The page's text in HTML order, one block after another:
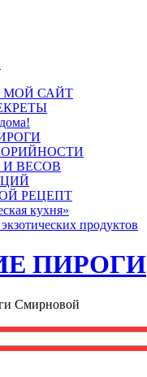
МОЙ САЙТ
И ВЕСОВ
РЕЦЕПТ
кухня»
продуктов
ПИРОГИ
Смирновой